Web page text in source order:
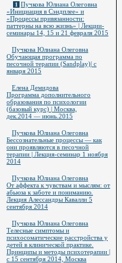
1 Пучкова Юлиана Олеговна
«Инициация в Сэндплее» и
«Процессы привязанности:
паттерны на всю жизнь» | Лекции-
семинары 14, 15 и 21 февраля 2015
Пучкова Юлиана Олеговна
Обучающая программа по
песочной терапии (Sandplay)| с
января 2015
Елена Демидова
Программа дополнительного
образования по психологии
(базовый курс) | Москва,
дек.2014 — июнь.2015
Пучкова Юлиана Олеговна
Бессознательные процессы — как
они проявляются в песочной
терапии | Лекция-семинар 1 ноября
2014
Пучкова Юлиана Олеговна
От аффекта к чувствам и мыслям: от
абьюза к заботе и пониманию.
Лекция Алессандры Кавалли 5
сентября 2014
Пучкова Юлиана Олеговна
Телесные симптомы и
психосоматические расстройства у
детей в клинической практике.
Принципы и методы психотерапии |
с 15 сентября 2014, Москва